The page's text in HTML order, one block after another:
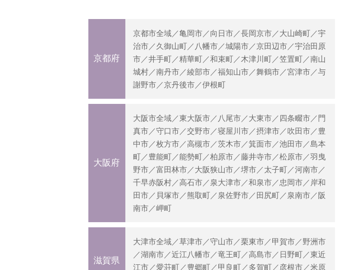
京都府
京都市全域／亀岡市／向日市／長岡京市／大山崎町／宇
治市／久御山町／八幡市／城陽市／京田辺市／宇治田原
市／井手町／精華町／和束町／木津川町／笠置町／南山
城村／南丹市／綾部市／福知山市／舞鶴市／宮津市／与
謝野市／京丹後市／伊根町
大阪府
大阪市全域／東大阪市／八尾市／大東市／四条畷市／門
真市／守口市／交野市／寝屋川市／摂津市／吹田市／豊
中市／枚方市／高槻市／茨木市／箕面市／池田市／島本
町／豊能町／能勢町／柏原市／藤井寺市／松原市／羽曳
野市／富田林市／大阪狭山市／堺市／太子町／河南市／
千早赤阪村／高石市／泉大津市／和泉市／忠岡市／岸和
田市／貝塚市／熊取町／泉佐野市／田尻町／泉南市／阪
南市／岬町
滋賀県
大津市全域／草津市／守山市／栗東市／甲賀市／野洲市
／湖南市／近江八幡市／竜王町／高島市／日野町／東近
江市／愛荘町／豊郷町／甲良町／多賀町／彦根市／米原